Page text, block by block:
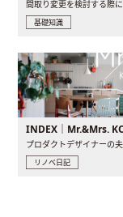
基礎知識
リノベ日記